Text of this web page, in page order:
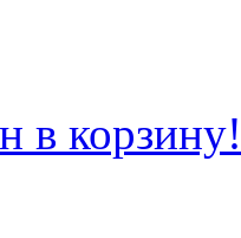
в корзину!